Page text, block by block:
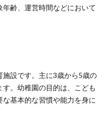
齢、運営時間などにおいて
設です。主に3歳から5歳の
。幼稚園の目的は、こども
基本的な習慣や能力を身に